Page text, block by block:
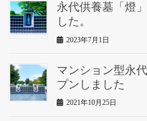
永代供養墓「燈
した。
2023年7月1日
マンション型永
プンしました
2021年10月25日